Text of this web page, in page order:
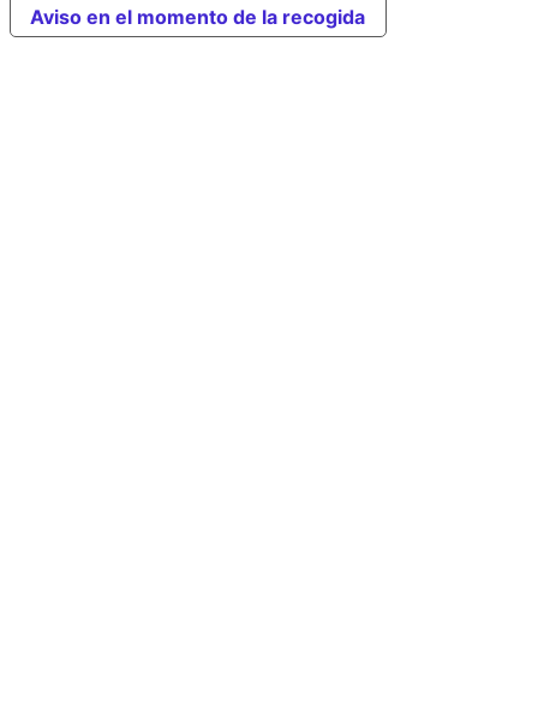
Aviso en el momento de la recogida